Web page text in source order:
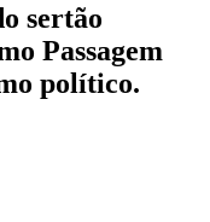
sertão
Passagem
político.